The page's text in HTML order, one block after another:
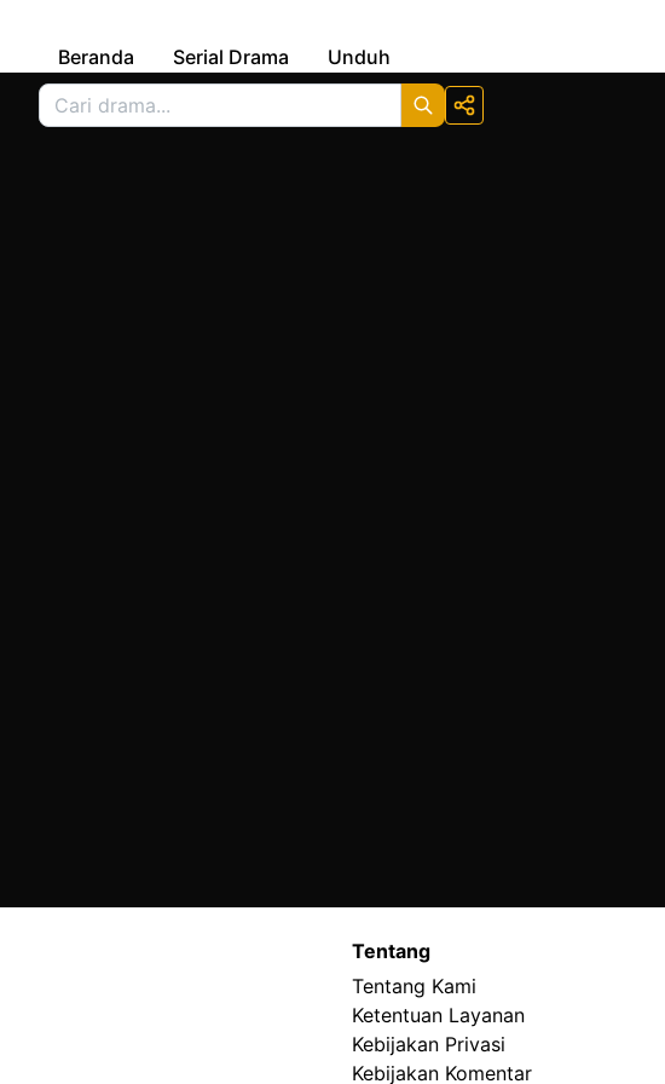
Beranda Serial Drama Unduh
Tentang
Tentang Kami
Ketentuan Layanan
Kebijakan Privasi
Kebijakan Komentar